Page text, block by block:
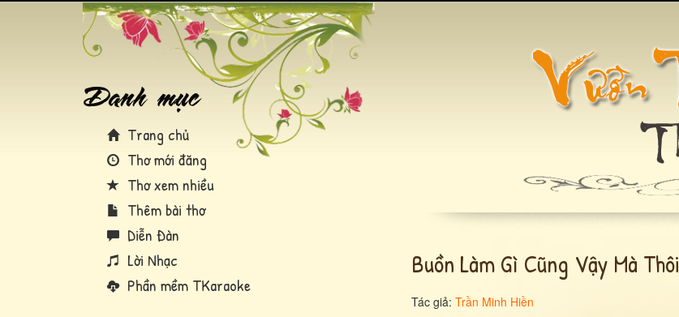
Trang chủ
Thơ mới đăng
Thơ xem nhiều
Thêm bài thơ
Diễn Đàn
Lời Nhạc
Phần mềm TKaraoke
Buồn Làm Gì Cũng Vậy Mà Thôi
Tác giả: Trần Minh Hiền